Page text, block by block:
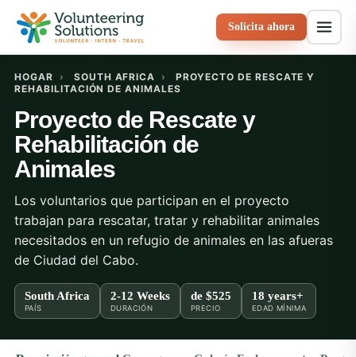
Solicita ahora
HOGAR › SOUTH AFRICA ›
PROYECTO DE RESCATE Y
REHABILITACIÓN DE ANIMALES
Proyecto de Rescate y
Rehabilitación de
Animales
Los voluntarios que participan en el proyecto
trabajan para rescatar, tratar y rehabilitar animales
necesitados en un refugio de animales en las afueras
de Ciudad del Cabo.
South Africa
PAÍS
2-12 Weeks
DURACIÓN
de $525
PRECIO
18 years+
EDAD MÍNIMA